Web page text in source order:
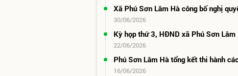
Xã Phú Sơn Lâm Hà công bố nghị
30/06/2026
Kỳ họp thứ 3, HĐND xã Phú Sơn
22/06/2026
Phú Sơn Lâm Hà tổng kết thi hành
16/06/2026